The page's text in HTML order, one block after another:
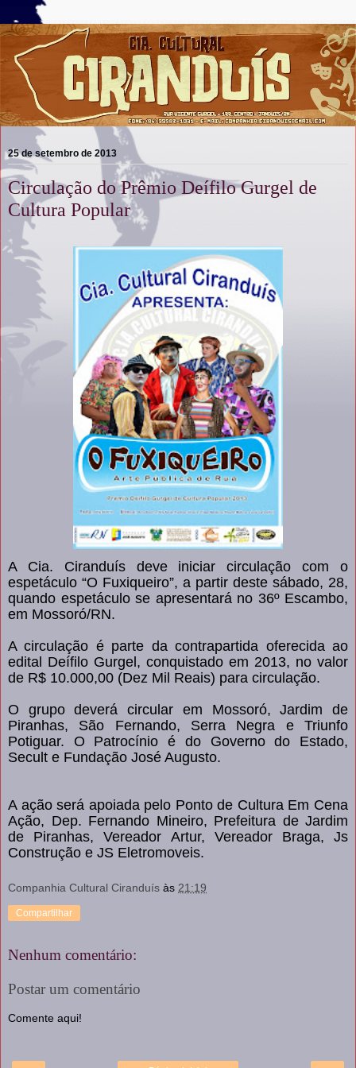
25 de setembro de 2013
Circulação do Prêmio Deífilo Gurgel de
Cultura Popular
A Cia. Ciranduís deve iniciar circulação com o
espetáculo “O Fuxiqueiro”, a partir deste sábado, 28,
quando espetáculo se apresentará no 36º Escambo,
em Mossoró/RN.
A circulação é parte da contrapartida oferecida ao
edital Deífilo Gurgel, conquistado em 2013, no valor
de R$ 10.000,00 (Dez Mil Reais) para circulação.
O grupo deverá circular em Mossoró, Jardim de
Piranhas, São Fernando, Serra Negra e Triunfo
Potiguar. O Patrocínio é do Governo do Estado,
Secult e Fundação José Augusto.
A ação será apoiada pelo Ponto de Cultura Em Cena
Ação, Dep. Fernando Mineiro, Prefeitura de Jardim
de Piranhas, Vereador Artur, Vereador Braga, Js
Construção e JS Eletromoveis.
Companhia Cultural Ciranduís às 21:19
Compartilhar
Nenhum comentário:
Postar um comentário
Comente aqui!